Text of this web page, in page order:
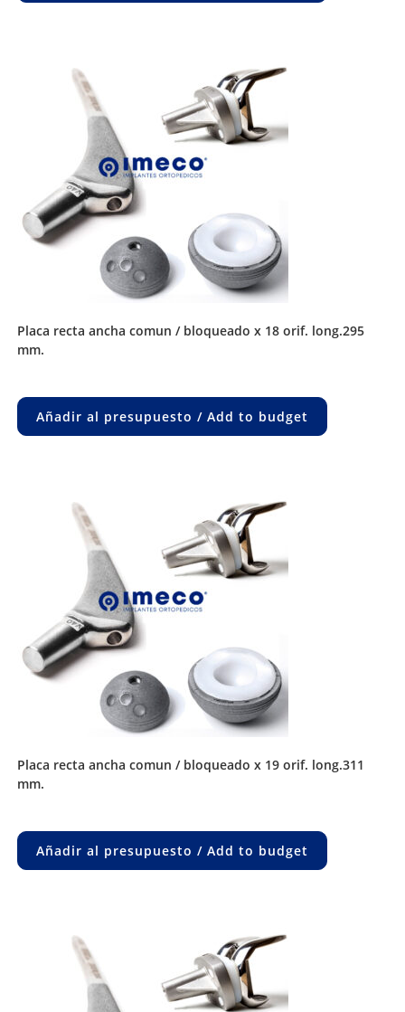
placa recta ancha comun / bloqueado x 18 orif. long.295
mm.
Añadir al presupuesto / Add to budget
placa recta ancha comun / bloqueado x 19 orif. long.311
mm.
Añadir al presupuesto / Add to budget